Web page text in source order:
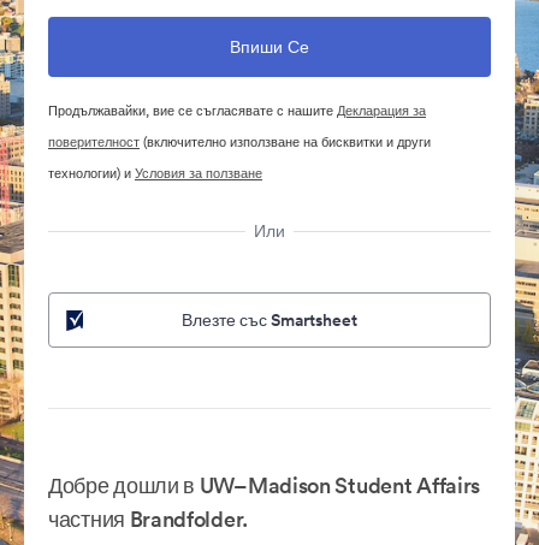
Продължавайки, вие се съгласявате с нашитеДекларация за
поверителност(включително използване на бисквитки и други
технологии) иУсловия за ползване
Или
Влезте със Smartsheet
Добре дошли в UW–Madison Student Affairs
частния Brandfolder.